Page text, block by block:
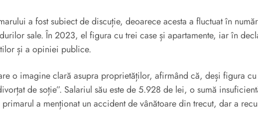
a fost subiect de discuție, deoarece acesta a fluctuat în
sale. În 2023, el figura cu trei case și apartamente, iar în
și a opiniei publice.
o imagine clară asupra proprietăților, afirmând că, deși figura
de soție”. Salariul său este de 5.928 de lei, o sumă
a menționat un accident de vânătoare din trecut, dar a